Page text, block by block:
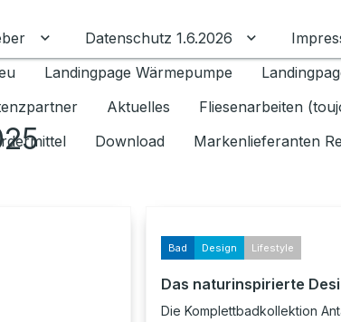
Untermenü für Ratgeber umschalten
Datenschutz 1.6.2026 Untermenü
Landingpage Wärmepumpe
Aktuelles Fliesenarbeiten
Download Markenlieferanten
Bad Design Lifestyle
Das naturinspirierte
Die Komplettbadkollektion